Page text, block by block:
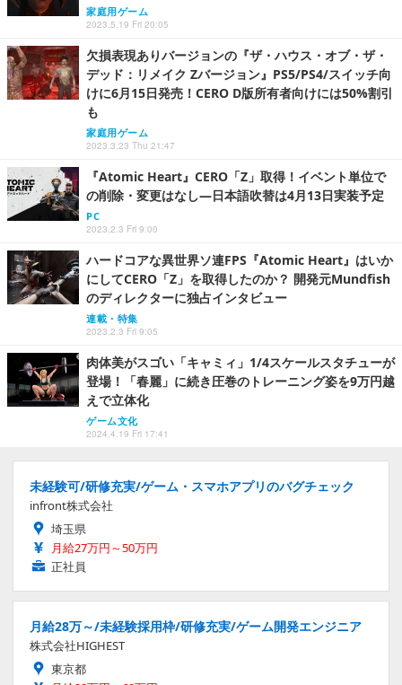
家庭用ゲーム
2023.5.19 Fri 20:05
欠損表現ありバージョンの『ザ・ハウス・オブ・ザ・
デッド：リメイク Zバージョン』PS5/PS4/スイッチ向
けに6月15日発売！CERO D版所有者向けには50%割引
も
家庭用ゲーム
2023.3.23 Thu 21:47
『Atomic Heart』CERO「Z」取得！イベント単位で
の削除・変更はなし―日本語吹替は4月13日実装予定
PC
2023.2.3 Fri 9:00
ハードコアな異世界ソ連FPS『Atomic Heart』はいか
にしてCERO「Z」を取得したのか？ 開発元Mundfish
のディレクターに独占インタビュー
連載・特集
2023.2.3 Fri 9:05
肉体美がスゴい「キャミィ」1/4スケールスタチューが
登場！「春麗」に続き圧巻のトレーニング姿を9万円越
えで立体化
ゲーム文化
2024.4.19 Fri 17:41
未経験可/研修充実/ゲーム・スマホアプリのバグチェック
infront株式会社
埼玉県
月給27万円～50万円
正社員
月給28万～/未経験採用枠/研修充実/ゲーム開発エンジニア
株式会社HIGHEST
東京都